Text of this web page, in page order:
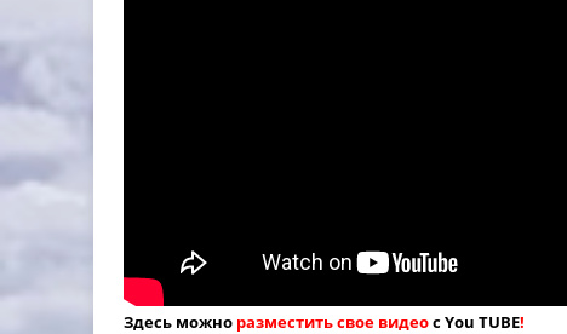
Здесь можно разместить свое видеос You TUBE!